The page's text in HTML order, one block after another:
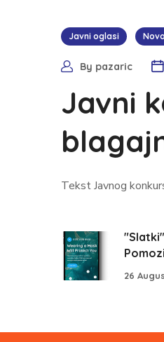
Javni oglasi
By pazaric
Javni
Tekst Javnog
26